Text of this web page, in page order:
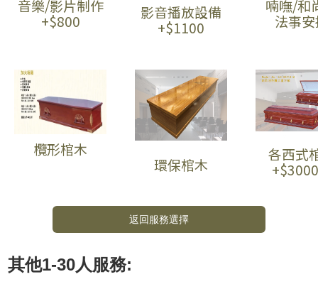
音樂/影片制作
+$800
影音播放設備
+$1100
喃嘸/和
法事
欖形棺木
環保棺木
各西式
返回服務選擇
其他1-30人服務: